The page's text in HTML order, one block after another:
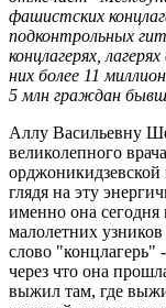
фашистских
подконтрольных
концлагерях,
них более 11
5 млн граждан
Аллу Васильевну
великолепного
глядя на эту
именно она сегодня
малолетних
слово "концлагерь"
через что она
выжил там, где